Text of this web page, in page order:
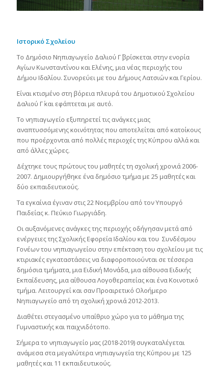
Ιστορικό Σχολείου
Το Δημόσιο Νηπιαγωγείο Δαλιού Γ΄ βρίσκεται στην ενορία
Αγίων Κωνσταντίνου και Ελένης, μια νέας περιοχής του
Δήμου Ιδαλίου. Συνορεύει με του Δήμους Λατσιών και Γερίου.
Είναι κτισμένο στη βόρεια πλευρά του Δημοτικού Σχολείου
Δαλιού Γ΄ και εφάπτεται με αυτό.
Το νηπιαγωγείο εξυπηρετεί τις ανάγκες μιας
αναπτυσσόμενης κοινότητας που αποτελείται από κατοίκους
που προέρχονται από πολλές περιοχές της Κύπρου αλλά και
από άλλες χώρες.
Δέχτηκε τους πρώτους του μαθητές τη σχολική χρονιά 2006-
2007. Δημιουργήθηκε ένα δημόσιο τμήμα με 25 μαθητές και
δύο εκπαιδευτικούς.
Τα εγκαίνια έγιναν στις 22 Νοεμβρίου από τον Υπουργό
Παιδείας κ. Πεύκιο Γιωργιάδη.
Οι αυξανόμενες ανάγκες της περιοχής οδήγησαν μετά από
ενέργειες της Σχολικής Εφορεία Ιδαλίου και του Συνδέσμου
Γονέων του νηπιαγωγείου στην επέκταση του σχολείου με τις
κτιριακές εγκαταστάσεις να διαφοροποιούνται σε τέσσερα
δημόσια τμήματα, μια Ειδική Μονάδα, μια αίθουσα Ειδικής
Εκπαίδευσης, μια αίθουσα Λογοθεραπείας και ένα Κοινοτικό
τμήμα. Λειτουργεί και σαν Προαιρετικό Ολοήμερο
Νηπιαγωγείο από τη σχολική χρονιά 2012-2013.
Διαθέτει στεγασμένο υπαίθριο χώρο για το μάθημα της
Γυμναστικής και παιχνιδότοπο.
Σήμερα το νηπιαγωγείο μας (2018-2019) συγκαταλέγεται
ανάμεσα στα μεγαλύτερα νηπιαγωγεία της Κύπρου με 125
μαθητές και 11 εκπαιδευτικούς.